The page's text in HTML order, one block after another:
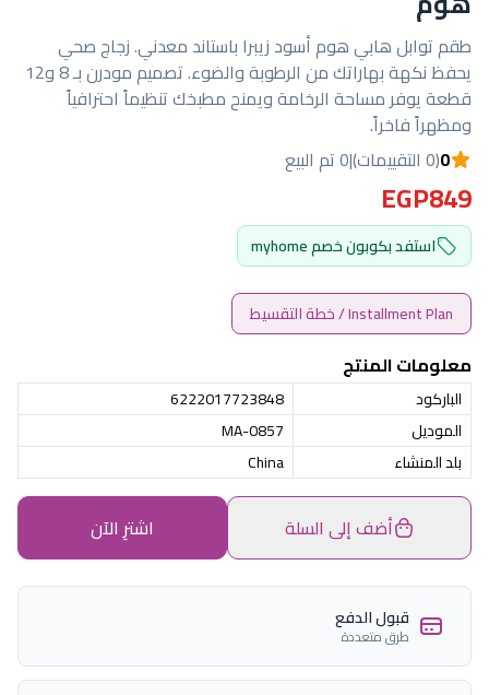
طقم توابل هابي هوم أسود زيبرا باستاند معدني. زجاج صحي
يحفظ نكهة بهاراتك من الرطوبة والضوء. تصميم مودرن بـ 8 و12
قطعة يوفر مساحة الرخامة ويمنح مطبخك تنظيماً احترافياً
ومظهراً فاخراً.
0(0 التقييمات) |0 تم البيع
EGP849
استفد بكوبون خصم myhome
Installment Plan / خطة التقسيط
معلومات المنتج
الباركود
6222017723848
الموديل
MA-0857
بلد المنشاء
China
أضف إلى السلة اشترِ الآن
قبول الدفع
طرق متعددة